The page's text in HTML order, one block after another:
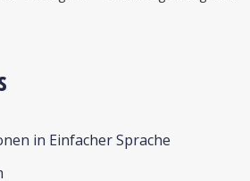
in Einfacher Sprache